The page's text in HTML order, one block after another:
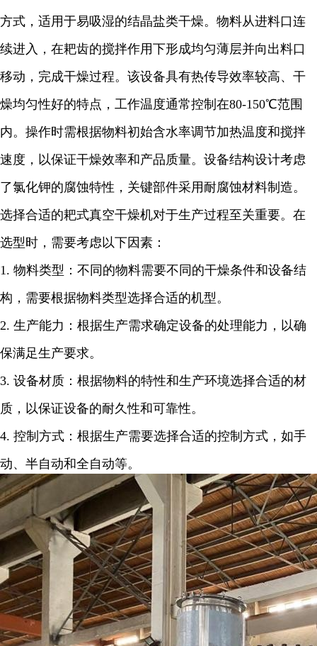
方式，适用于易吸湿的结晶盐类干燥。物料从进料口连
续进入，在耙齿的搅拌作用下形成均匀薄层并向出料口
移动，完成干燥过程。该设备具有热传导效率较高、干
燥均匀性好的特点，工作温度通常控制在80-150℃范围
内。操作时需根据物料初始含水率调节加热温度和搅拌
速度，以保证干燥效率和产品质量。设备结构设计考虑
了氯化钾的腐蚀特性，关键部件采用耐腐蚀材料制造。
选择合适的耙式真空干燥机对于生产过程至关重要。在
选型时，需要考虑以下因素：
1. 物料类型：不同的物料需要不同的干燥条件和设备结
构，需要根据物料类型选择合适的机型。
2. 生产能力：根据生产需求确定设备的处理能力，以确
保满足生产要求。
3. 设备材质：根据物料的特性和生产环境选择合适的材
质，以保证设备的耐久性和可靠性。
4. 控制方式：根据生产需要选择合适的控制方式，如手
动、半自动和全自动等。